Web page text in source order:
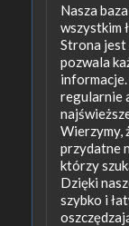
Nasza
wszystkim
Strona jest
pozwala
regularnie
Wierzymy,
przydatne
którzy
Dzięki
szybko i